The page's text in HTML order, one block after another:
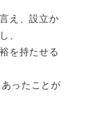
え、設立か
、
を持たせる
ったことが